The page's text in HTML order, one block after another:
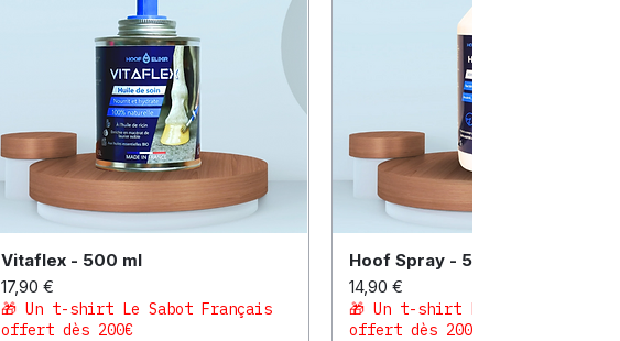
Aperçu rapide
Vitaflex - 500 ml
Prix
17,90 €
🎁 Un t-shirt Le Sabot Français
offert dès 200€
Aperçu rapide
Hoof Spray - 500ml
Prix
14,90 €
🎁 Un t-shirt Le Sabot Français
offert dès 200€